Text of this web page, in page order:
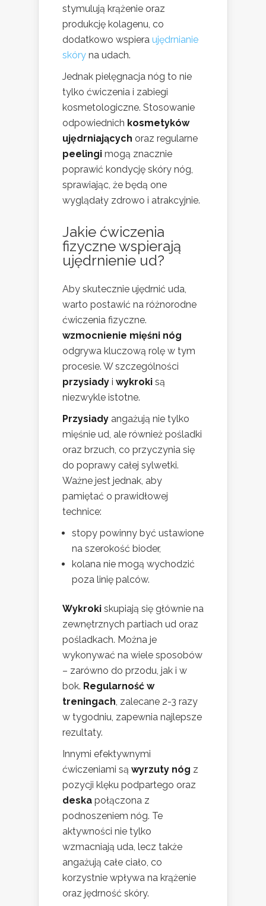
stymulują krążenie oraz
produkcję kolagenu, co
dodatkowo wspiera ujędrnianie
skóry na udach.
Jednak pielęgnacja nóg to nie
tylko ćwiczenia i zabiegi
kosmetologiczne. Stosowanie
odpowiednich kosmetyków
ujędrniających oraz regularne
peelingi mogą znacznie
poprawić kondycję skóry nóg,
sprawiając, że będą one
wyglądały zdrowo i atrakcyjnie.
Jakie ćwiczenia
fizyczne wspierają
ujędrnienie ud?
Aby skutecznie ujędrnić uda,
warto postawić na różnorodne
ćwiczenia fizyczne.
wzmocnienie mięśni nóg
odgrywa kluczową rolę w tym
procesie. W szczególności
przysiady i wykroki są
niezwykle istotne.
Przysiady angażują nie tylko
mięśnie ud, ale również pośladki
oraz brzuch, co przyczynia się
do poprawy całej sylwetki.
Ważne jest jednak, aby
pamiętać o prawidłowej
technice:
stopy powinny być ustawione
na szerokość bioder,
kolana nie mogą wychodzić
poza linię palców.
Wykroki skupiają się głównie na
zewnętrznych partiach ud oraz
pośladkach. Można je
wykonywać na wiele sposobów
– zarówno do przodu, jak i w
bok. Regularność w
treningach, zalecane 2-3 razy
w tygodniu, zapewnia najlepsze
rezultaty.
Innymi efektywnymi
ćwiczeniami są wyrzuty nóg z
pozycji klęku podpartego oraz
deska połączona z
podnoszeniem nóg. Te
aktywności nie tylko
wzmacniają uda, lecz także
angażują całe ciało, co
korzystnie wpływa na krążenie
oraz jędrność skóry.